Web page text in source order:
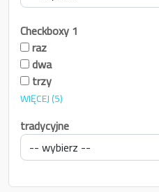
Checkboxy 1
raz
dwa
trzy
WIĘCEJ(5)
tradycyjne